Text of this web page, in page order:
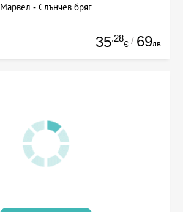
Марвел - Слънчев бряг
35.28
€ / 69лв.